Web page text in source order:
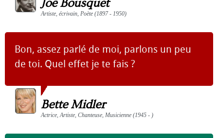
Joë Bousquet
Artiste, écrivain, Poète (1897 - 1950)
Bon, assez parlé de moi, parlons un peu
de toi. Quel effet je te fais ?
Bette Midler
Actrice, Artiste, Chanteuse, Musicienne (1945 - )